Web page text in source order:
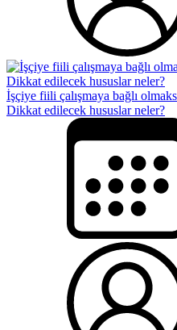
İşçiye fiili çalışmaya bağlı
Dikkat edilecek hususlar neler?